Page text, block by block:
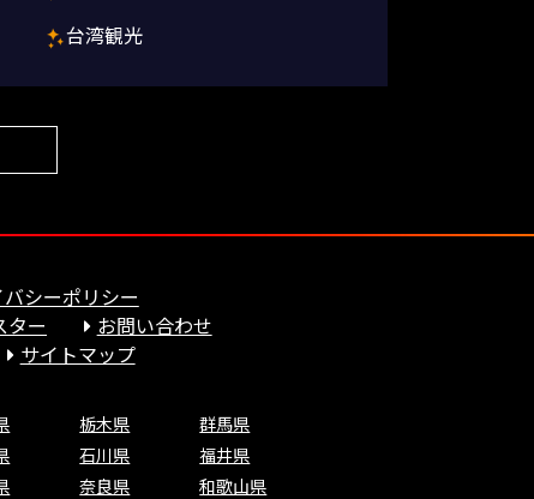
台湾観光
バシーポリシー
ター
お問い合わせ
サイトマップ
栃木県
群馬県
石川県
福井県
奈良県
和歌山県